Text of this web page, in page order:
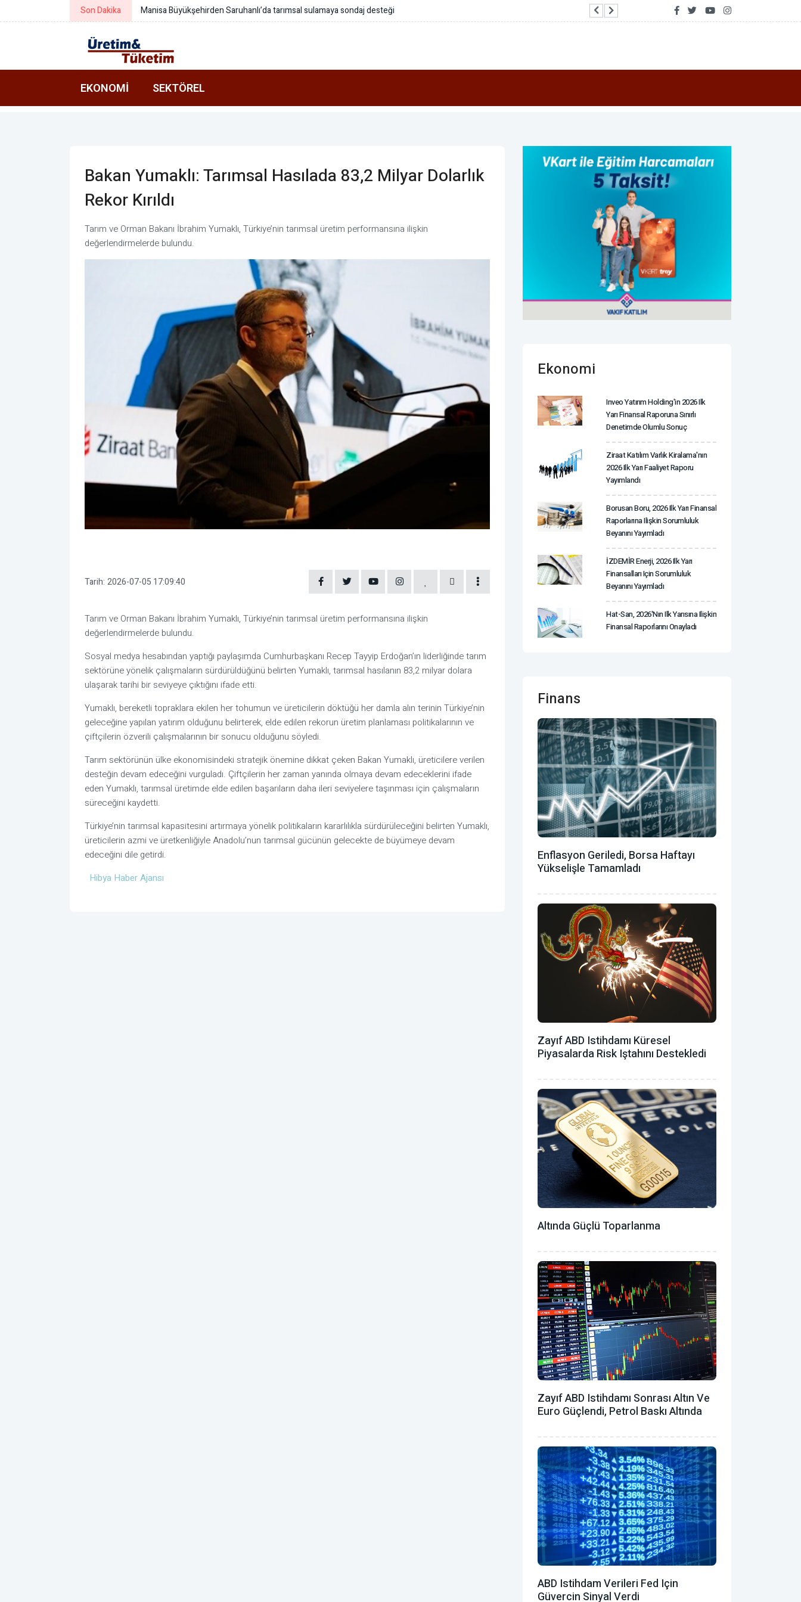
Son Dakika Manisa Büyükşehirden Saruhanlı’da tarımsal sulamaya sondaj desteği Kırcaali’de 350 bin avroyu aşan AB
EKONOMI SEKTÖREL
Bakan Yumaklı: Tarımsal Hasılada 83,2 Milyar Dolarlık
Rekor Kırıldı
Tarım ve Orman Bakanı İbrahim Yumaklı, Türkiye’nin tarımsal üretim performansına ilişkin
değerlendirmelerde bulundu.
Tarih: 2026-07-05 17:09:40
Tarım ve Orman Bakanı İbrahim Yumaklı, Türkiye’nin tarımsal üretim performansına ilişkin
değerlendirmelerde bulundu.
Sosyal medya hesabından yaptığı paylaşımda Cumhurbaşkanı Recep Tayyip Erdoğan’ın liderliğinde tarım
sektörüne yönelik çalışmaların sürdürüldüğünü belirten Yumaklı, tarımsal hasılanın 83,2 milyar dolara
ulaşarak tarihi bir seviyeye çıktığını ifade etti.
Yumaklı, bereketli topraklara ekilen her tohumun ve üreticilerin döktüğü her damla alın terinin Türkiye’nin
geleceğine yapılan yatırım olduğunu belirterek, elde edilen rekorun üretim planlaması politikalarının ve
çiftçilerin özverili çalışmalarının bir sonucu olduğunu söyledi.
Tarım sektörünün ülke ekonomisindeki stratejik önemine dikkat çeken Bakan Yumaklı, üreticilere verilen
desteğin devam edeceğini vurguladı. Çiftçilerin her zaman yanında olmaya devam edeceklerini ifade
eden Yumaklı, tarımsal üretimde elde edilen başarıların daha ileri seviyelere taşınması için çalışmaların
süreceğini kaydetti.
Türkiye’nin tarımsal kapasitesini artırmaya yönelik politikaların kararlılıkla sürdürüleceğini belirten Yumaklı,
üreticilerin azmi ve üretkenliğiyle Anadolu’nun tarımsal gücünün gelecekte de büyümeye devam
edeceğini dile getirdi.
Hibya Haber Ajansı
Ekonomi
Inveo Yatırım Holding'in 2026 Ilk
Yarı Finansal Raporuna Sınırlı
Denetimde Olumlu Sonuç
Ziraat Katılım Varlık Kiralama'nın
2026 Ilk Yarı Faaliyet Raporu
Yayımlandı
Borusan Boru, 2026 Ilk Yarı Finansal
Raporlarına Ilişkin Sorumluluk
Beyanını Yayımladı
İZDEMİR Enerji, 2026 Ilk Yarı
Finansalları Için Sorumluluk
Beyanını Yayımladı
Hat-San, 2026'nın Ilk Yarısına Ilişkin
Finansal Raporlarını Onayladı
Finans
Enflasyon Geriledi, Borsa Haftayı
Yükselişle Tamamladı
Zayıf ABD Istihdamı Küresel
Piyasalarda Risk Iştahını Destekledi
Altında Güçlü Toparlanma
Zayıf ABD Istihdamı Sonrası Altın Ve
Euro Güçlendi, Petrol Baskı Altında
ABD Istihdam Verileri Fed Için
Güvercin Sinyal Verdi